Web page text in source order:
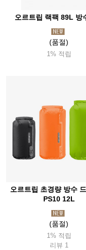
오르트립 랙팩 89L 방
(품절)
1% 적립
오르트립 초경량 방수
PS10 12L
(품절)
1% 적립
리뷰 1